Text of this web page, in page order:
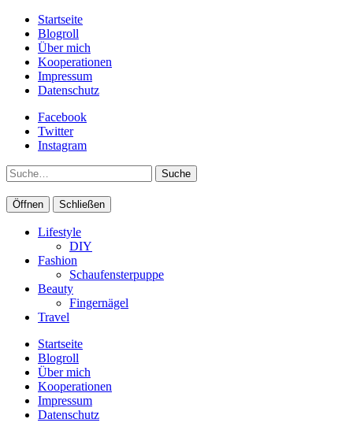
Startseite
Blogroll
Über mich
Kooperationen
Impressum
Datenschutz
Facebook
Twitter
Instagram
Suche
Öffnen Schließen
Lifestyle
DIY
Fashion
Schaufensterpuppe
Beauty
Fingernägel
Travel
Startseite
Blogroll
Über mich
Kooperationen
Impressum
Datenschutz